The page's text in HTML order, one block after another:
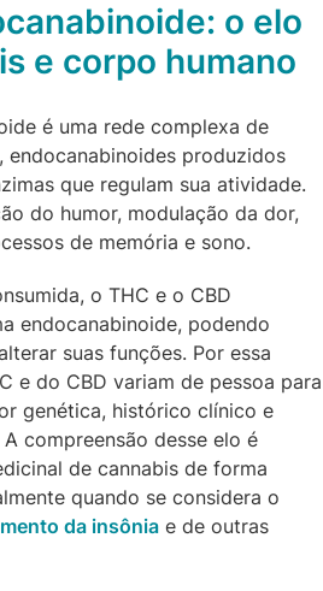
o elo
e corpo humano
é uma rede complexa de
endocanabinoides produzidos
que regulam sua atividade.
do humor, modulação da dor,
de memória e sono.
o THC e o CBD
endocanabinoide, podendo
suas funções. Por essa
e do CBD variam de pessoa para
genética, histórico clínico e
compreensão desse elo é
de cannabis de forma
quando se considera o
da insônia e de outras